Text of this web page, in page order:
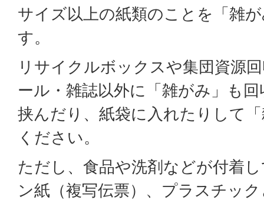
サイズ以上の紙類のことを「雑
す。
リサイクルボックスや集団資源
ール・雑誌以外に「雑がみ」も
挟んだり、紙袋に入れたりして
ください。
ただし、食品や洗剤などが付着
ン紙（複写伝票）、プラスチッ